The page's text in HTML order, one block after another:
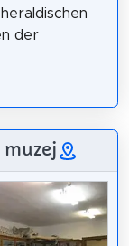
der